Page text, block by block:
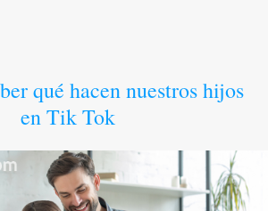
qué hacen nuestros hijos
en Tik Tok